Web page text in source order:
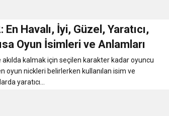
verdi
Havalı, İyi, Güzel, Yaratıcı,
Oyun İsimleri ve Anlamları
kalmak için seçilen karakter kadar oyuncu
oyun nickleri belirlerken kullanılan isim ve
yaratıcı...